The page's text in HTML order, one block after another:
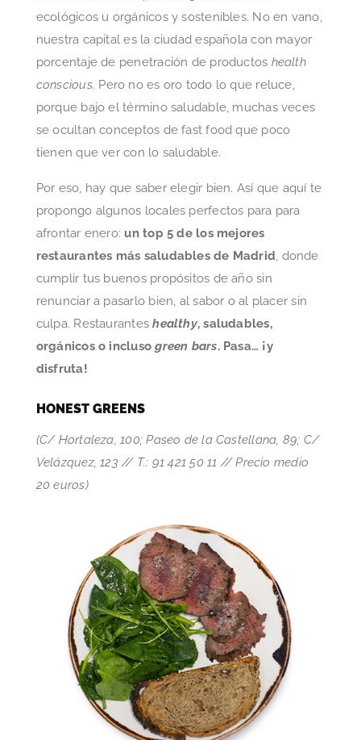
ecológicos u orgánicos y sostenibles. No en vano,
nuestra capital es la ciudad española con mayor
porcentaje de penetración de productos health
conscious. Pero no es oro todo lo que reluce,
porque bajo el término saludable, muchas veces
se ocultan conceptos de fast food que poco
tienen que ver con lo saludable.
Por eso, hay que saber elegir bien. Así que aquí te
propongo algunos locales perfectos para para
afrontar enero:un top 5 de los mejores
restaurantes más saludables de Madrid, donde
cumplir tus buenos propósitos de año sin
renunciar a pasarlo bien, al sabor o al placer sin
culpa. Restauranteshealthy, saludables,
orgánicos o inclusogreen bars. Pasa… ¡y
disfruta!
HONEST GREENS
(C/ Hortaleza, 100; Paseo de la Castellana, 89; C/
Velázquez, 123 // T.: 91 421 50 11 // Precio medio
20 euros)